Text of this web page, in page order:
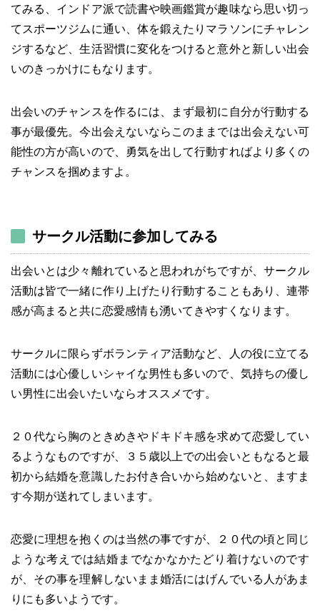
てみる、インドア派で読書や映画鑑賞が趣味なら思い切っ
てスポーツジムに通い、体を鍛えたりマラソンにチャレン
ジするなど、生活習慣に変化をつけると意外と新しい出会
いのきっかけにもなります。
出会いのチャンスを作るには、まず最初に自分が行動する
事が最優先。今出会えないならこのままでは出会えない可
能性の方が高いので、勇気を出して行動すればより多くの
チャンスを掴めますよ。
サークル活動に参加してみる
出会いとは少々離れていると思われがちですが、サークル
活動は皆で一緒に作り上げたり行動することもあり、連帯
感が高まると共に恋愛感情も湧いてきやすくなります。
サークルに限らずボランティア活動など、人の役に立てる
活動には心優しいシャイな男性も多いので、気持ちの優し
い男性に出会いたいならオススメです。
２０代なら胸のときめきやドキドキ感を求めて恋愛してい
るようなものですが、３５歳以上での出会いともなると最
初から結婚を意識したお付き合いから始めないと、ますま
す今期が送れてしまいます。
恋愛に理想を抱くのは当然の事ですが、２０代の頃と同じ
ような考えでは結婚までなかなかたどり着けないのです
が、その事を理解しないまま婚活にはげんでいる人があま
りにも多いようです。